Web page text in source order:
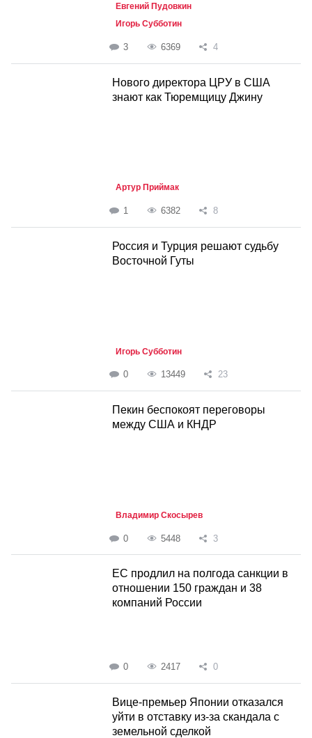
Евгений Пудовкин
Игорь Субботин
3 6369 4
Нового директора ЦРУ в США
знают как Тюремщицу Джину
Артур Приймак
1 6382 8
Россия и Турция решают судьбу
Восточной Гуты
Игорь Субботин
0 13449 23
Пекин беспокоят переговоры
между США и КНДР
Владимир Скосырев
0 5448 3
ЕС продлил на полгода санкции в
отношении 150 граждан и 38
компаний России
0 2417 0
Вице-премьер Японии отказался
уйти в отставку из-за скандала с
земельной сделкой